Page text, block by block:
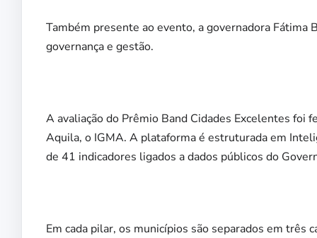
Também presente ao evento, a governadora Fátima
governança e gestão.
A avaliação do Prêmio Band Cidades Excelentes
Aquila, o IGMA. A plataforma é estruturada em
de 41 indicadores ligados a dados públicos do
Em cada pilar, os municípios são separados em três